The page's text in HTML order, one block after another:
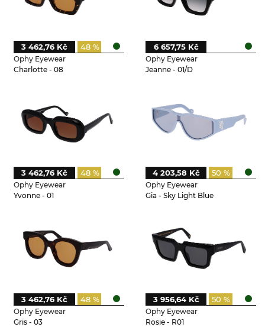
Ophy Eyewear
Charlotte - 08
48 %
3 462,76 Kč
Ophy Eyewear
Jeanne - 01/D
6 657,75 Kč
Ophy Eyewear
Yvonne - 01
48 %
3 462,76 Kč
Ophy Eyewear
Gia - Sky Light Blue
50 %
4 203,58 Kč
Ophy Eyewear
Gris - 03
48 %
3 462,76 Kč
Ophy Eyewear
Rosie - R01
50 %
3 956,64 Kč